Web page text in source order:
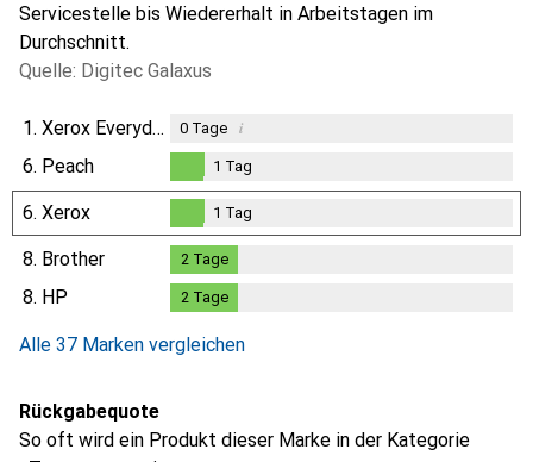
Servicestelle bis Wiedererhalt in Arbeitstagen im
Durchschnitt.
Quelle: Digitec Galaxus
1. Xerox Everyday 0Tage i
6. Peach
1Tag
1 Tag
6. Xerox
1Tag
1 Tag
8. Brother 2 Tage
8. HP 2 Tage
Alle 37 Marken vergleichen
Rückgabequote
So oft wird ein Produkt dieser Marke in der Kategorie